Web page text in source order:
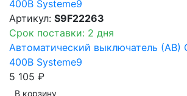
Артикул: S9F22263
Срок поставки: 2 дня
Автоматический выключатель (АВ)
400В Systeme9
5 105 ₽
В корзинy